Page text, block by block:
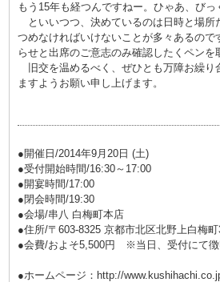
もう15年も経つんですねー。ひゃあ、びっ
といいつつ、決めているのは日時と場所
つめなければいけないことが多々あるので
らせと出席のご意志のみ確認したくペンを
旧交を温めるべく、ぜひとも万障お繰り
ますようお願い申し上げます。
●開催日/2014年9月20日 (土)
●受付開始時間/16:30～17:00
●開宴時間/17:00
●閉会時間/19:30
●会場/串八 白梅町本店
●住所/〒603-8325 京都市北区北野上白梅町
●会費/およそ5,500円 ※当日、受付にて徴
●ホームページ： http://